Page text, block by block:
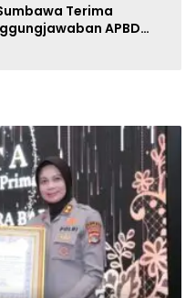
Terima
APBD
Miliar dan